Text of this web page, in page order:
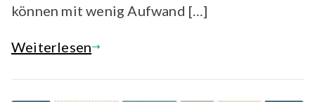
können mit wenig Aufwand […]
Weiterlesen